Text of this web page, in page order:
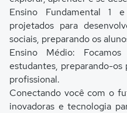
Ensino Fundamental 1
projetados para
sociais, preparando os
Ensino Médio:
estudantes, preparando-
profissional.
Conectando você com o
inovadoras e tecnologia